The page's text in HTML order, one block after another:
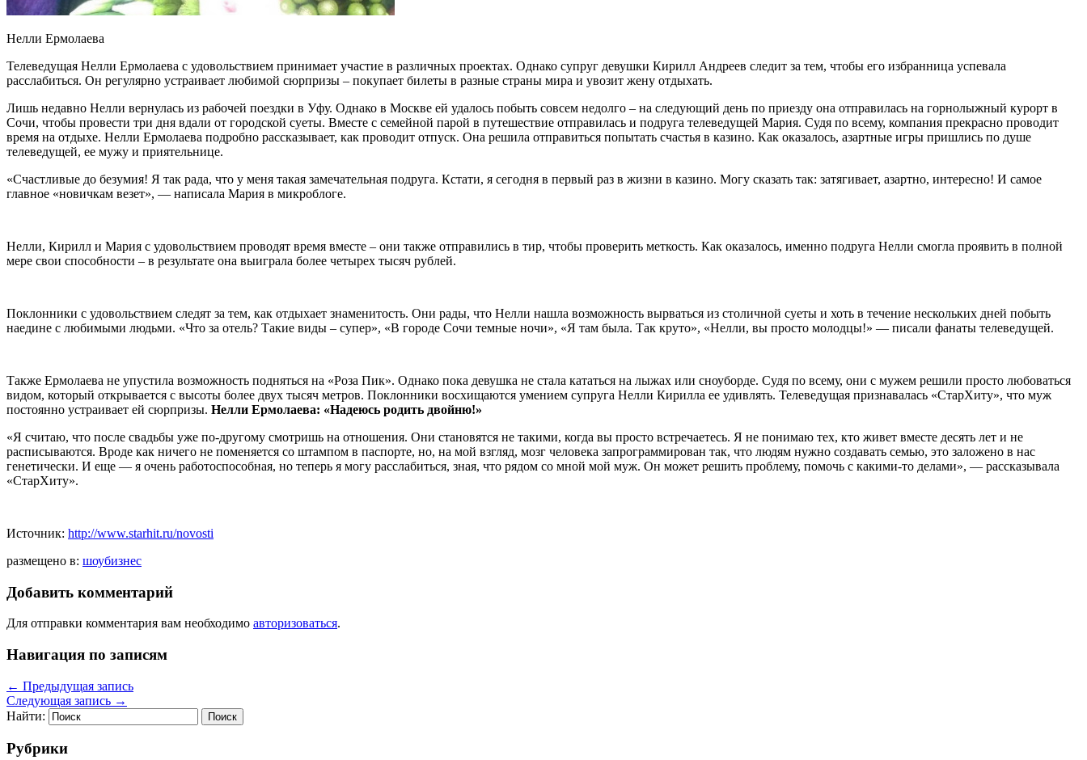
Нелли Ермолаева
Телеведущая Нелли Ермолаева с удовольствием принимает участие в различных проектах. Однако супруг девушки Кирилл Андреев следит за тем, чтобы его избранница успевала
расслабиться. Он регулярно устраивает любимой сюрпризы – покупает билеты в разные страны мира и увозит жену отдыхать.
Лишь недавно Нелли вернулась из рабочей поездки в Уфу. Однако в Москве ей удалось побыть совсем недолго – на следующий день по приезду она отправилась на горнолыжный курорт в
Сочи, чтобы провести три дня вдали от городской суеты. Вместе с семейной парой в путешествие отправилась и подруга телеведущей Мария. Судя по всему, компания прекрасно проводит
время на отдыхе. Нелли Ермолаева подробно рассказывает, как проводит отпуск. Она решила отправиться попытать счастья в казино. Как оказалось, азартные игры пришлись по душе
телеведущей, ее мужу и приятельнице.
«Счастливые до безумия! Я так рада, что у меня такая замечательная подруга. Кстати, я сегодня в первый раз в жизни в казино. Могу сказать так: затягивает, азартно, интересно! И самое
главное «новичкам везет», — написала Мария в микроблоге.
Нелли, Кирилл и Мария с удовольствием проводят время вместе – они также отправились в тир, чтобы проверить меткость. Как оказалось, именно подруга Нелли смогла проявить в полной
мере свои способности – в результате она выиграла более четырех тысяч рублей.
Поклонники с удовольствием следят за тем, как отдыхает знаменитость. Они рады, что Нелли нашла возможность вырваться из столичной суеты и хоть в течение нескольких дней побыть
наедине с любимыми людьми. «Что за отель? Такие виды – супер», «В городе Сочи темные ночи», «Я там была. Так круто», «Нелли, вы просто молодцы!» — писали фанаты телеведущей.
Также Ермолаева не упустила возможность подняться на «Роза Пик». Однако пока девушка не стала кататься на лыжах или сноуборде. Судя по всему, они с мужем решили просто любоваться
видом, который открывается с высоты более двух тысяч метров. Поклонники восхищаются умением супруга Нелли Кирилла ее удивлять. Телеведущая признавалась «СтарХиту», что муж
постоянно устраивает ей сюрпризы. Нелли Ермолаева: «Надеюсь родить двойню!»
«Я считаю, что после свадьбы уже по-другому смотришь на отношения. Они становятся не такими, когда вы просто встречаетесь. Я не понимаю тех, кто живет вместе десять лет и не
расписываются. Вроде как ничего не поменяется со штампом в паспорте, но, на мой взгляд, мозг человека запрограммирован так, что людям нужно создавать семью, это заложено в нас
генетически. И еще — я очень работоспособная, но теперь я могу расслабиться, зная, что рядом со мной мой муж. Он может решить проблему, помочь с какими-то делами», — рассказывала
«СтарХиту».
Источник: http://www.starhit.ru/novosti
размещено в: шоубизнес
Добавить комментарий
Для отправки комментария вам необходимо авторизоваться.
Навигация по записям
← Предыдущая запись
Следующая запись →
Найти:
Рубрики